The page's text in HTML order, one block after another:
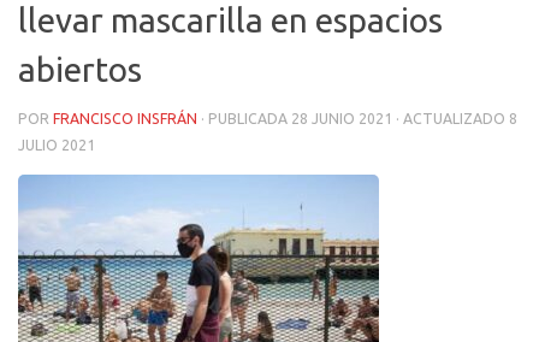
llevar mascarilla en espacios
abiertos
POR FRANCISCO INSFRÁN · PUBLICADA 28 JUNIO 2021 · ACTUALIZADO 8
JULIO 2021